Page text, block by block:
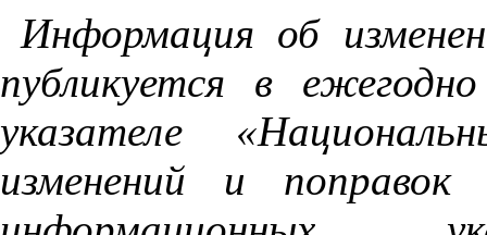
Информация об
публикуется в
указателе
изменений и